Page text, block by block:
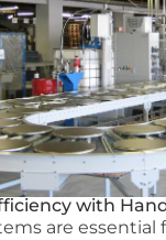
with
are essential